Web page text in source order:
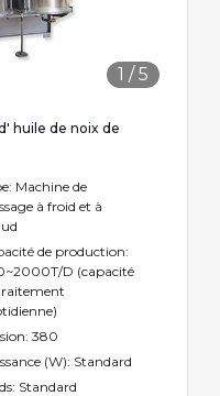
1 /5
huile de noix de
Machine de
à froid et à
de production:
D (capacité
380
(W): Standard
Standard